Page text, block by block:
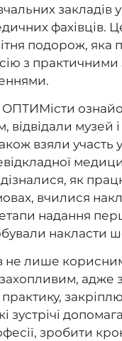
закладів
фахівців.
подорож, яка
з практичними
ОПТИМісти
відвідали музей
взяли участь
дізналися, як
вчилися
надання
накласти
не лише
адже
практику,
зустрічі
зробити